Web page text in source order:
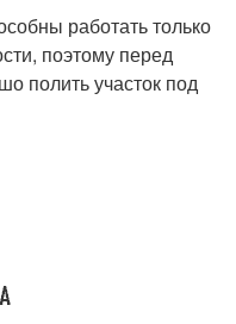
работать только
поэтому перед
полить участок под